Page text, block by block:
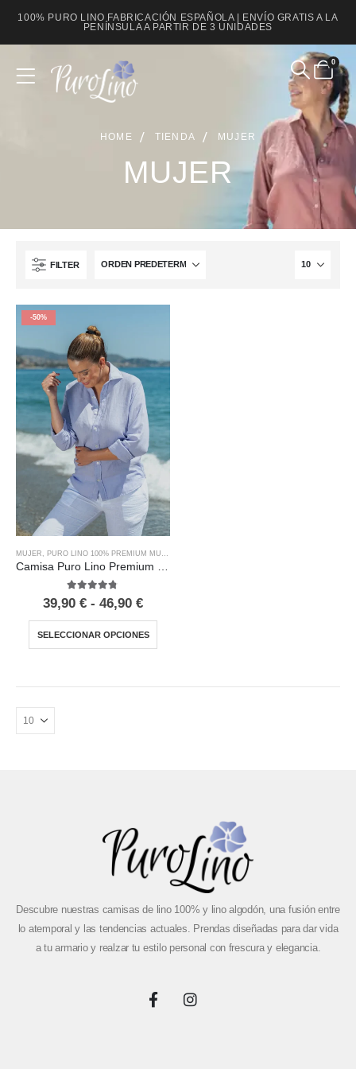
100% PURO LINO FABRICACIÓN ESPAÑOLA | ENVÍO GRATIS A LA
PENÍNSULA A PARTIR DE 3 UNIDADES
0
HOME TIENDA MUJER
MUJER
FILTER
-50%
MUJER PURO LINO 100% PREMIUM MUJER
4.67 out of 5
39,90 € - 46,90 €
SELECCIONAR OPCIONES
Descubre nuestras camisas de lino 100% y lino algodón, una fusión entre
lo atemporal y las tendencias actuales. Prendas diseñadas para dar vida
a tu armario y realzar tu estilo personal con frescura y elegancia.